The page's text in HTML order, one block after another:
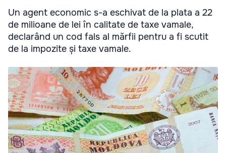
Un agent economic s-a eschivat de la plata a 22
de milioane de lei în calitate de taxe vamale,
declarând un cod fals al mărfii pentru a fi scutit
de la impozite și taxe vamale.